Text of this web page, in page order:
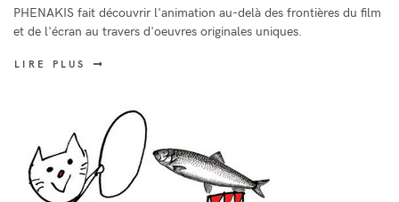
PHENAKIS fait découvrir l'animation au-delà des frontières du film
et de l'écran au travers d'oeuvres originales uniques.
LIRE PLUS